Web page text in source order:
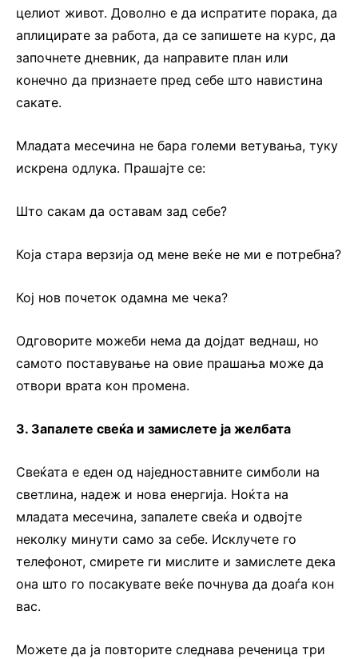
целиот живот. Доволно е да испратите порака, да
аплицирате за работа, да се запишете на курс, да
започнете дневник, да направите план или
конечно да признаете пред себе што навистина
сакате.
Младата месечина не бара големи ветувања, туку
искрена одлука. Прашајте се:
Што сакам да оставам зад себе?
Која стара верзија од мене веќе не ми е потребна?
Кој нов почеток одамна ме чека?
Одговорите можеби нема да дојдат веднаш, но
самото поставување на овие прашања може да
отвори врата кон промена.
3. Запалете свеќа и замислете ја желбата
Свеќата е еден од наједноставните симболи на
светлина, надеж и нова енергија. Ноќта на
младата месечина, запалете свеќа и одвојте
неколку минути само за себе. Исклучете го
телефонот, смирете ги мислите и замислете дека
она што го посакувате веќе почнува да доаѓа кон
вас.
Можете да ја повторите следнава реченица три